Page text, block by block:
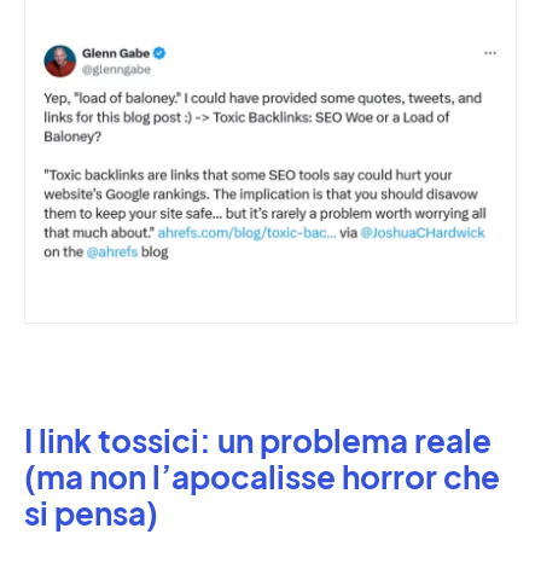
I link tossici: un problema reale
(ma non l’apocalisse horror che
si pensa)